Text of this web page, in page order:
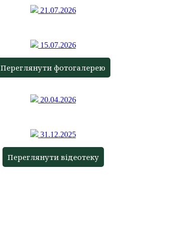
21.07.2026
15.07.2026
Переглянути фотогалерею
20.04.2026
31.12.2025
Переглянути відеотеку